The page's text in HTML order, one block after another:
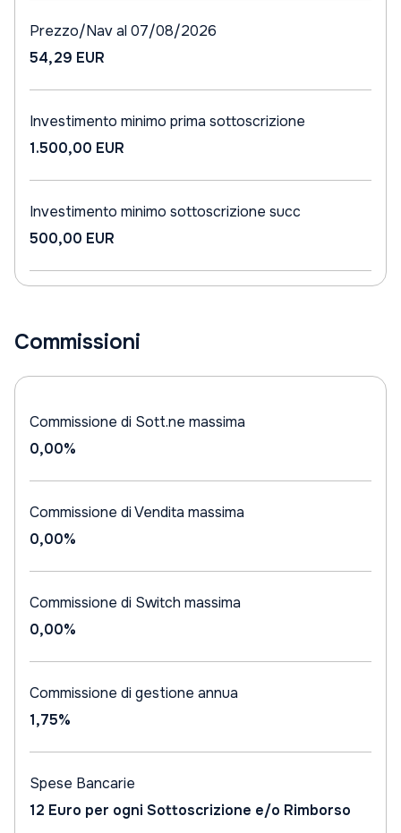
Prezzo/Nav al 07/08/2026
54,29 EUR
Investimento minimo prima sottoscrizione
1.500,00 EUR
Investimento minimo sottoscrizione succ
500,00 EUR
Commissioni
Commissione di Sott.ne massima
0,00%
Commissione di Vendita massima
0,00%
Commissione di Switch massima
0,00%
Commissione di gestione annua
1,75%
Spese Bancarie
12 Euro per ogni Sottoscrizione e/o Rimborso